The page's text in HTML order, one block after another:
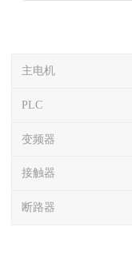
主电机
PLC
变频器
接触器
断路器